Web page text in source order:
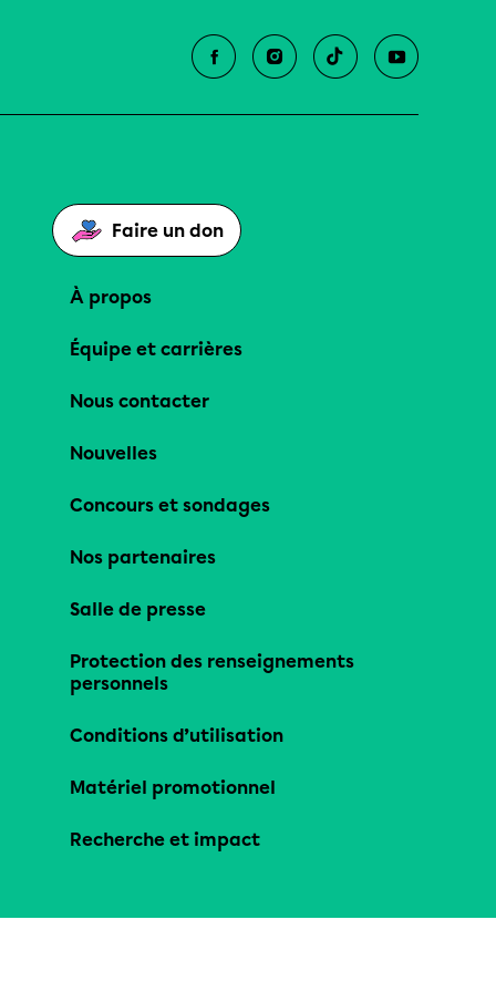
Faire un don
À propos
Équipe et carrières
Nous contacter
Nouvelles
Concours et sondages
Nos partenaires
Salle de presse
Protection des renseignements
personnels
Conditions d’utilisation
Matériel promotionnel
Recherche et impact